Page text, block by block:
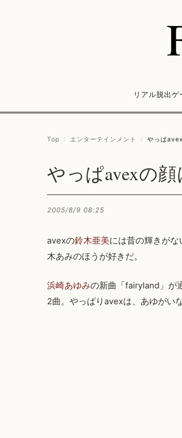
リアル脱出ゲ
Top / エンターテインメント / やっぱ
やっぱavexの
2005/8/9 08:25
avexの鈴木亜美には昔の輝きが
木あみのほうが好きだ。
浜崎あゆみの新曲「fairyland」が
2曲。やっぱりavexは、あゆがい